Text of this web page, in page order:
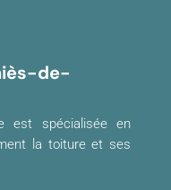
de-
est spécialisée en
la toiture et ses